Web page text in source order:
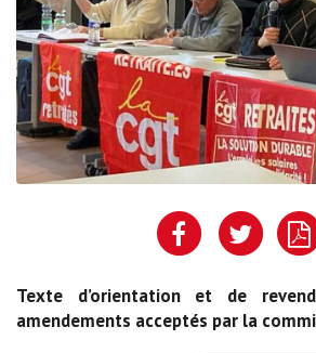
Texte d’orientation et de
amendements acceptés par la